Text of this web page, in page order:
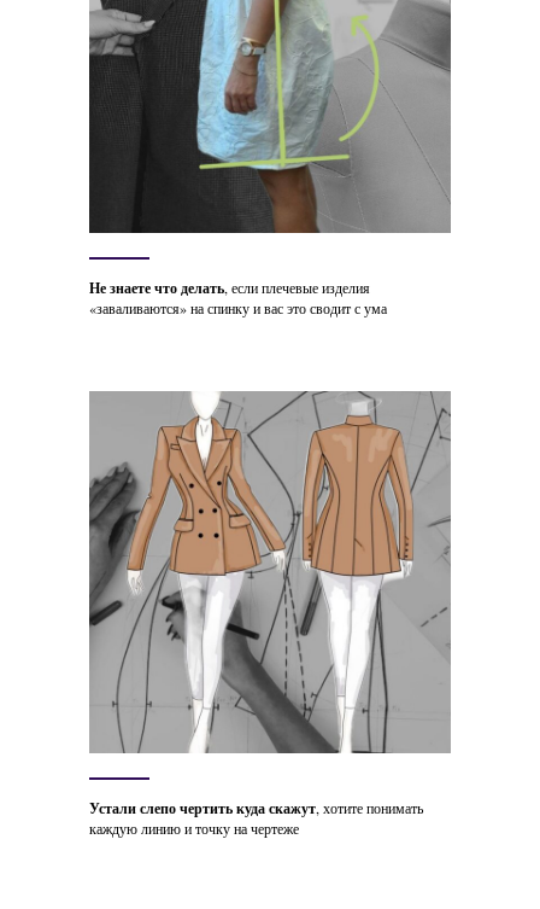
Не знаете что делать, если плечевые изделия
«заваливаются» на спинку и вас это сводит с ума
Устали слепо чертить куда скажут, хотите понимать
каждую линию и точку на чертеже